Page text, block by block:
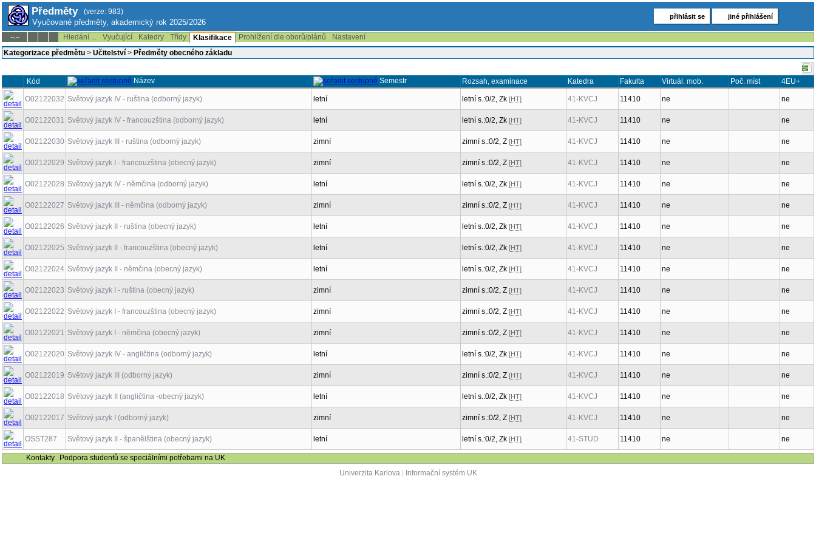
Předměty (verze: 983)
Vyučované předměty, akademický rok 2025/2026
přihlásit se jiné přihlášení
--:-- Hledání ... Vyučující Katedry Třídy Klasifikace Prohlížení dle oborů/plánů
Nastavení
Kategorizace předmětu > Učitelství > Předměty obecného základu
Kód Název Semestr Rozsah, examinace Katedra Fakulta Virtuál. mob. Poč. míst 4EU+
O02122032 Světový jazyk IV - ruština (odborný jazyk) letní letní s.:0/2, Zk [HT] 41-KVCJ 11410 ne ne
O02122031 Světový jazyk IV - francouzština (odborný jazyk) letní letní s.:0/2, Zk [HT] 41-KVCJ 11410 ne ne
O02122030 Světový jazyk III - ruština (odborný jazyk) zimní zimní s.:0/2, Z [HT] 41-KVCJ 11410 ne ne
O02122029 Světový jazyk I - francouzština (obecný jazyk) zimní zimní s.:0/2, Z [HT] 41-KVCJ 11410 ne ne
O02122028 Světový jazyk IV - němčina (odborný jazyk) letní letní s.:0/2, Zk [HT] 41-KVCJ 11410 ne ne
O02122027 Světový jazyk III - němčina (odborný jazyk) zimní zimní s.:0/2, Z [HT] 41-KVCJ 11410 ne ne
O02122026 Světový jazyk II - ruština (obecný jazyk) letní letní s.:0/2, Zk [HT] 41-KVCJ 11410 ne ne
O02122025 Světový jazyk II - francouzština (obecný jazyk) letní letní s.:0/2, Zk [HT] 41-KVCJ 11410 ne ne
O02122024 Světový jazyk II - němčina (obecný jazyk) letní letní s.:0/2, Zk [HT] 41-KVCJ 11410 ne ne
O02122023 Světový jazyk I - ruština (obecný jazyk) zimní zimní s.:0/2, Z [HT] 41-KVCJ 11410 ne ne
O02122022 Světový jazyk I - francouzština (obecný jazyk) zimní zimní s.:0/2, Z [HT] 41-KVCJ 11410 ne ne
O02122021 Světový jazyk I - němčina (obecný jazyk) zimní zimní s.:0/2, Z [HT] 41-KVCJ 11410 ne ne
O02122020 Světový jazyk IV - angličtina (odborný jazyk) letní letní s.:0/2, Zk [HT] 41-KVCJ 11410 ne ne
O02122019 Světový jazyk III (odborný jazyk) zimní zimní s.:0/2, Z [HT] 41-KVCJ 11410 ne ne
O02122018 Světový jazyk II (angličtina -obecný jazyk) letní letní s.:0/2, Zk [HT] 41-KVCJ 11410 ne ne
O02122017 Světový jazyk I (odborný jazyk) zimní zimní s.:0/2, Z [HT] 41-KVCJ 11410 ne ne
OSST287 Světový jazyk II - španělština (obecný jazyk) letní letní s.:0/2, Zk [HT] 41-STUD 11410 ne ne
Kontakty
Podpora studentů se speciálními potřebami na UK
Univerzita Karlova| Informační systém UK